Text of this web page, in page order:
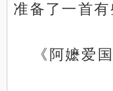
准备了一首有
《阿嬷爱